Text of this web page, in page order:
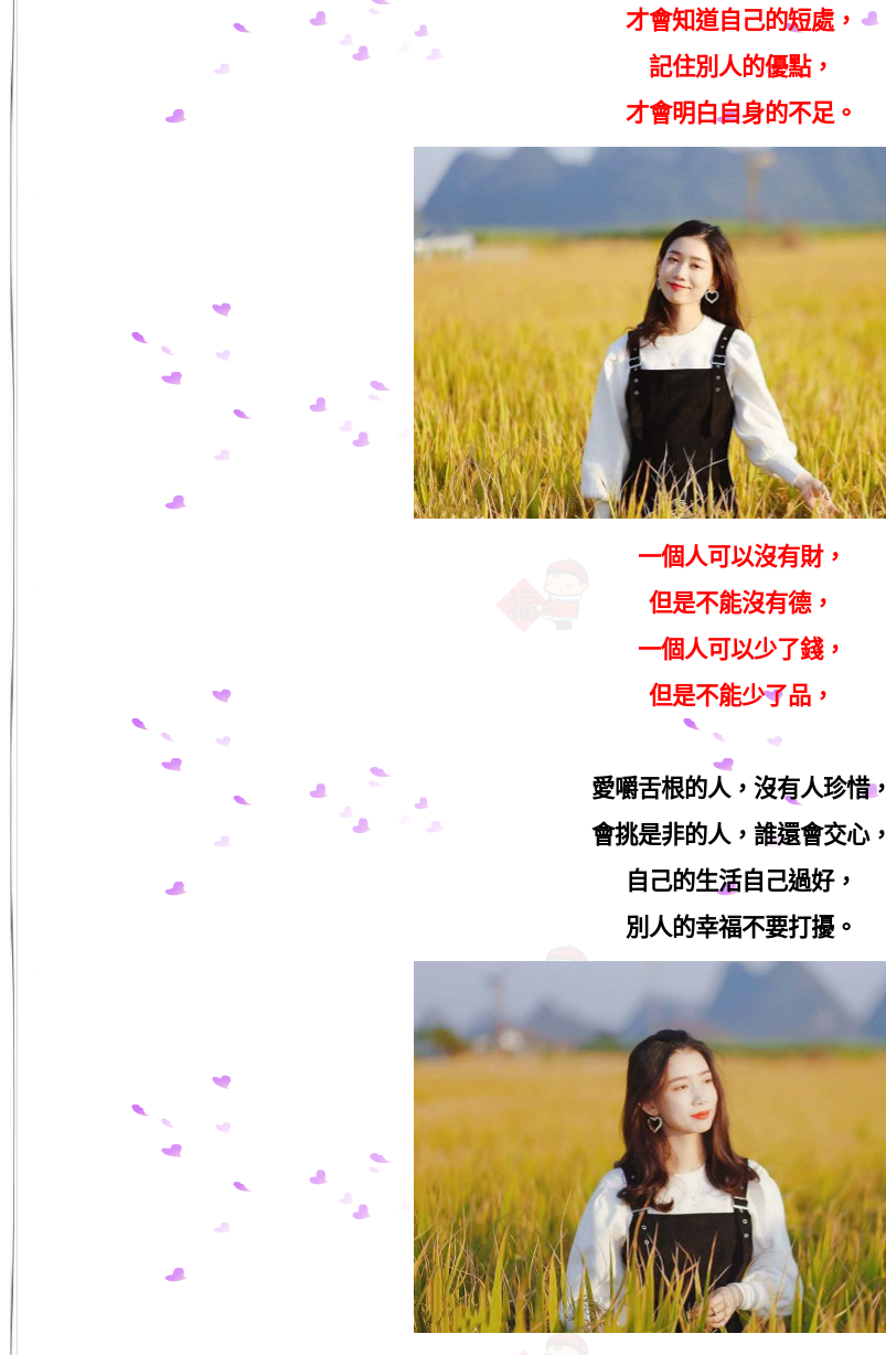
才會知道自己的短處，
記住別人的優點，
才會明白自身的不足。
一個人可以沒有財，
但是不能沒有德，
一個人可以少了錢，
但是不能少了品，
愛嚼舌根的人，沒有人珍惜，
會挑是非的人，誰還會交心，
自己的生活自己過好，
別人的幸福不要打擾。